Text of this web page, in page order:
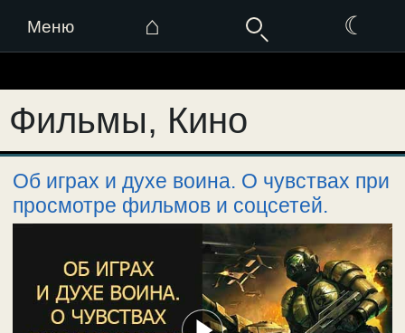
Меню ⌂ ☾
к
содержимому
Фильмы, Кино
Об играх и духе воина. О чувствах при
просмотре фильмов и соцсетей.